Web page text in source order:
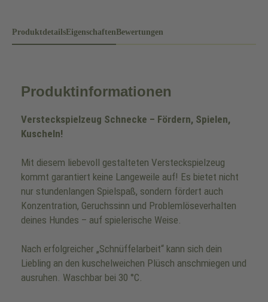
ProduktdetailsEigenschaftenBewertungen
Produktinformationen
Versteckspielzeug Schnecke – Fördern, Spielen,
Kuscheln!
Mit diesem liebevoll gestalteten Versteckspielzeug
kommt garantiert keine Langeweile auf! Es bietet nicht
nur stundenlangen Spielspaß, sondern fördert auch
Konzentration, Geruchssinn und Problemlöseverhalten
deines Hundes – auf spielerische Weise.
Nach erfolgreicher „Schnüffelarbeit“ kann sich dein
Liebling an den kuschelweichen Plüsch anschmiegen und
ausruhen. Waschbar bei 30 °C.